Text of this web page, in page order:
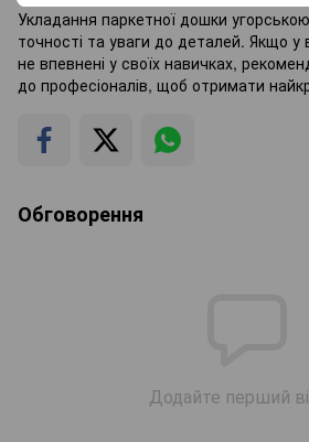
Укладання паркетної дошки
точності та уваги до деталей. Якщо у
не впевнені у своїх навичках,
до професіоналів, щоб отримати
Обговорення
Додайте перший